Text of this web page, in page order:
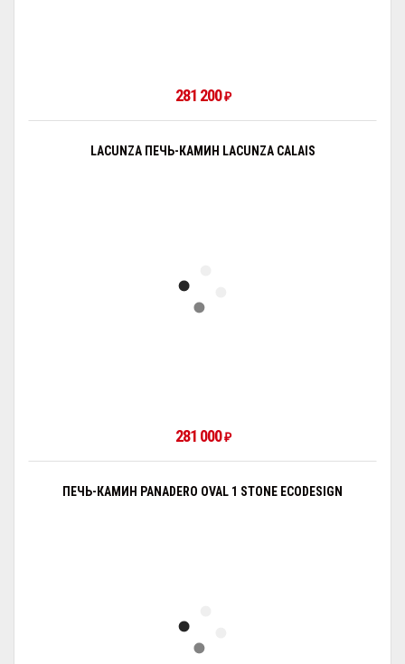
281 200₽
LACUNZA ПЕЧЬ-КАМИН LACUNZA CALAIS
281 000₽
ПЕЧЬ-КАМИН PANADERO OVAL 1 STONE ECODESIGN